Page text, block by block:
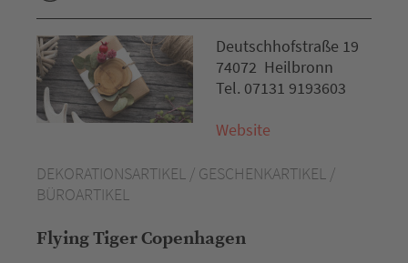
DEKORATIONSARTIKEL / GESCHENKARTIKEL /
BÜROARTIKEL
Flying Tiger Copenhagen
Deutschhofstraße 19
74072 Heilbronn
Tel. 07131 9193603
Website